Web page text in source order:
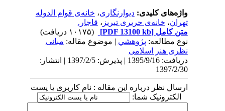
واژه‌های کلیدی:دیوارنگاری، خانه‌ی قوام الدوله
خانه‌ی حریری تبریز، قاجار.
متن کامل[PDF 13100 kb]
(۱۰۱۷۵ دریافت)
نوع مطالعه: پژوهشي | موضوع مقاله:مبانی
نظری هنر اسلامی
دریافت: 1395/9/16 | پذیرش: 1397/2/5 | انتشار:
1397/2/30
ارسال نظر درباره این مقاله : نام کاربری یا پست
الکترونیک شما: